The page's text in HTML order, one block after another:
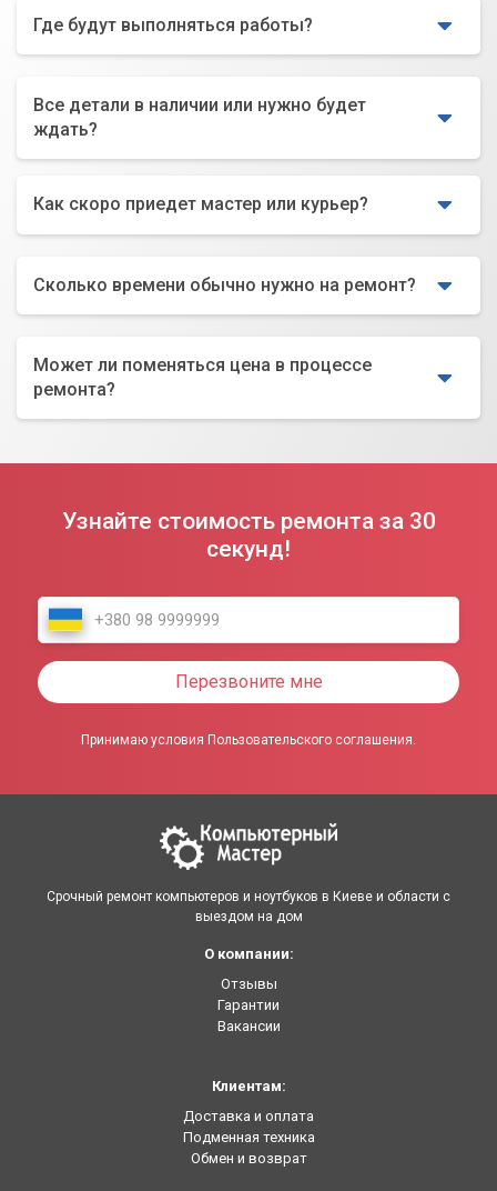
Где будут выполняться работы?
Все детали в наличии или нужно будет
ждать?
Как скоро приедет мастер или курьер?
Сколько времени обычно нужно на ремонт?
Может ли поменяться цена в процессе
ремонта?
Узнайте стоимость ремонта за 30
секунд!
Перезвоните мне
Принимаю условия Пользовательского соглашения.
Срочный ремонт компьютеров и ноутбуков в Киеве и области с
выездом на дом
О компании:
Отзывы
Гарантии
Вакансии
Клиентам:
Доставка и оплата
Подменная техника
Обмен и возврат